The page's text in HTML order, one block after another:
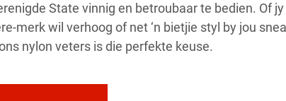
State vinnig en betroubaar te bedien. Of jy
merk wil verhoog of net ‘n bietjie styl by jou
nylon veters is die perfekte keuse.